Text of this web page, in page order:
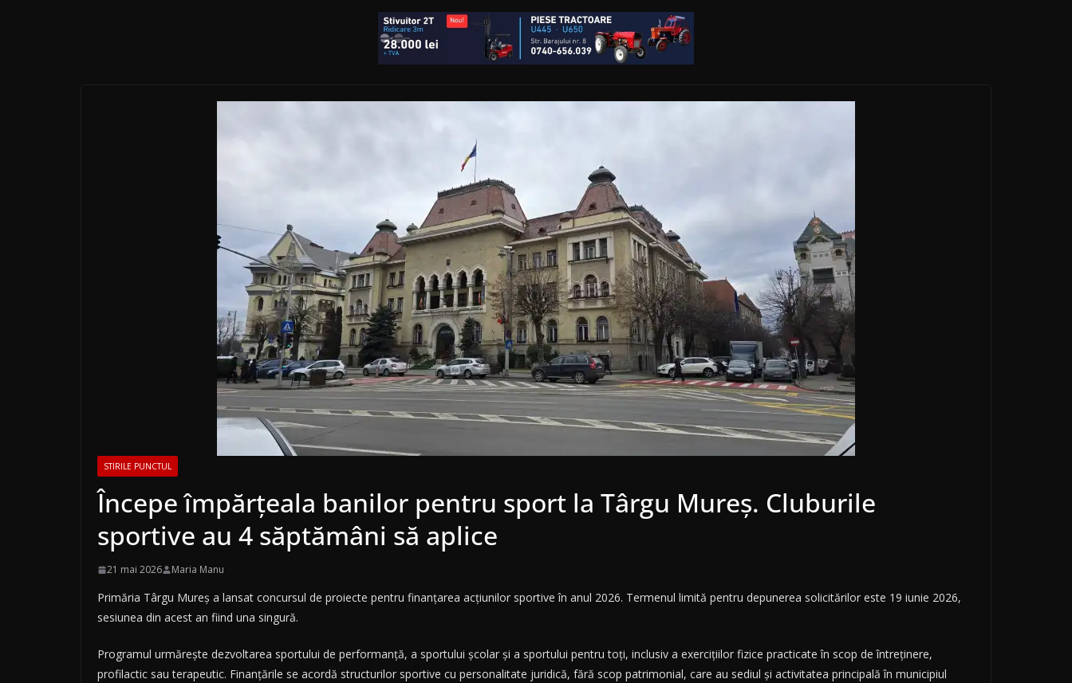
STIRILE PUNCTUL
Începe împărțeala banilor pentru sport la Târgu Mureș. Cluburile
sportive au 4 săptămâni să aplice
21 mai 2026 Maria Manu
Primăria Târgu Mureș a lansat concursul de proiecte pentru finanțarea acțiunilor sportive în anul 2026. Termenul limită pentru depunerea solicitărilor este 19 iunie 2026,
sesiunea din acest an fiind una singură.
Programul urmărește dezvoltarea sportului de performanță, a sportului școlar și a sportului pentru toți, inclusiv a exercițiilor fizice practicate în scop de întreținere,
profilactic sau terapeutic. Finanțările se acordă structurilor sportive cu personalitate juridică, fără scop patrimonial, care au sediul și activitatea principală în municipiul